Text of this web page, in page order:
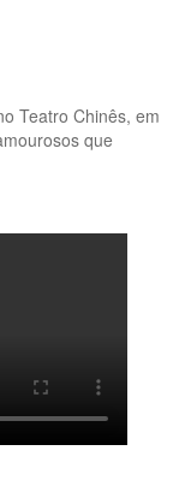
Teatro Chinês, em
que